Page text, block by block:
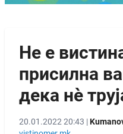
Не е
присилна
дека нè
20.01.2022 20:43 |